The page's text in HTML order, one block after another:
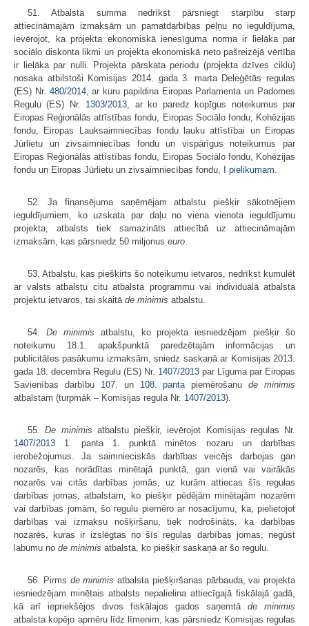
51. Atbalsta summa nedrīkst pārsniegt starpību starp
attiecināmajām izmaksām un pamatdarbības peļņu no ieguldījuma,
ievērojot, ka projekta ekonomiskā ienesīguma norma ir lielāka par
sociālo diskonta likmi un projekta ekonomiskā neto pašreizējā vērtība
ir lielāka par nulli. Projekta pārskata periodu (projekta dzīves ciklu)
nosaka atbilstoši Komisijas 2014. gada 3. marta Deleģētās regulas
(ES) Nr. 480/2014, ar kuru papildina Eiropas Parlamenta un Padomes
Regulu (ES) Nr. 1303/2013, ar ko paredz kopīgus noteikumus par
Eiropas Reģionālās attīstības fondu, Eiropas Sociālo fondu, Kohēzijas
fondu, Eiropas Lauksaimniecības fondu lauku attīstībai un Eiropas
Jūrlietu un zivsaimniecības fondu un vispārīgus noteikumus par
Eiropas Reģionālās attīstības fondu, Eiropas Sociālo fondu, Kohēzijas
fondu un Eiropas Jūrlietu un zivsaimniecības fondu, I pielikumam.
52. Ja finansējuma saņēmējam atbalstu piešķir sākotnējiem
ieguldījumiem, ko uzskata par daļu no viena vienota ieguldījumu
projekta, atbalsts tiek samazināts attiecībā uz attiecināmajām
izmaksām, kas pārsniedz 50 miljonus euro.
53. Atbalstu, kas piešķirts šo noteikumu ietvaros, nedrīkst kumulēt
ar valsts atbalstu citu atbalsta programmu vai individuālā atbalsta
projektu ietvaros, tai skaitā de minimis atbalstu.
54. De minimis atbalstu, ko projekta iesniedzējam piešķir šo
noteikumu 18.1. apakšpunktā paredzētajām informācijas un
publicitātes pasākumu izmaksām, sniedz saskaņā ar Komisijas 2013.
gada 18. decembra Regulu (ES) Nr. 1407/2013 par Līguma par Eiropas
Savienības darbību 107. un 108. pantapiemērošanude minimis
atbalstam (turpmāk – Komisijas regula Nr. 1407/2013).
55.De minimis atbalstu piešķir, ievērojot Komisijas regulas Nr.
1407/2013 1. panta 1. punktā minētos nozaru un darbības
ierobežojumus. Ja saimnieciskās darbības veicējs darbojas gan
nozarēs, kas norādītas minētajā punktā, gan vienā vai vairākās
nozarēs vai citās darbības jomās, uz kurām attiecas šīs regulas
darbības jomas, atbalstam, ko piešķir pēdējām minētajām nozarēm
vai darbības jomām, šo regulu piemēro ar nosacījumu, ka, pielietojot
darbības vai izmaksu nošķiršanu, tiek nodrošināts, ka darbības
nozarēs, kuras ir izslēgtas no šīs regulas darbības jomas, negūst
labumu no de minimis atbalsta, ko piešķir saskaņā ar šo regulu.
56. Pirms de minimis atbalsta piešķiršanas pārbauda, vai projekta
iesniedzējam minētais atbalsts nepalielina attiecīgajā fiskālajā gadā,
kā arī iepriekšējos divos fiskālajos gados saņemtā de minimis
atbalsta kopējo apmēru līdz līmenim, kas pārsniedz Komisijas regulas